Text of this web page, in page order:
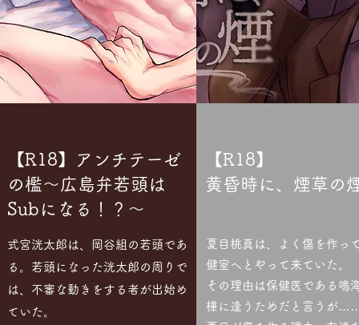
【R18】アンチテーゼ
の檻～広島弁若頭は
Subになる！？～
式宮洸太郎は、岡谷組の若頭であ
る。若頭になった洸太郎の周りで
は、不審な動きをする者が出始め
ていた。
【R18】
黄昏時に、煙草の
夏目桃真は、よく傷を作っ
健室へとやって来ていた。
その理由は保健医である鳴
樺に逢うためだと言うが